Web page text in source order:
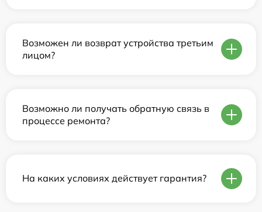
Возможен ли возврат устройства третьим
лицом?
Возможно ли получать обратную связь в
процессе ремонта?
На каких условиях действует гарантия?